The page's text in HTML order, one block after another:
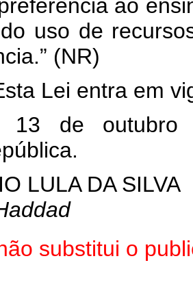
ao
uso de
(NR)
Lei entra em
13 de outubro
LULA DA SILVA
substitui o